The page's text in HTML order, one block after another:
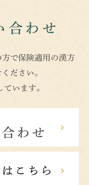
合わせ
で保険適用の漢方
ださい。
います。